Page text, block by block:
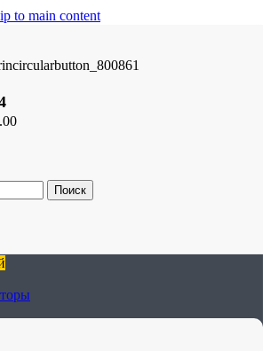
to main content
Поиск